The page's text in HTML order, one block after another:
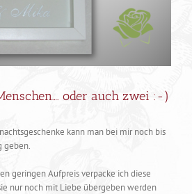
oder auch zwei :-)
kann man bei mir noch bis
geben.
geringen Aufpreis verpacke ich diese
nur noch mit Liebe übergeben werden